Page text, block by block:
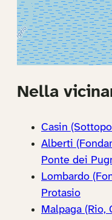
Nella
Casin
Alberti
Ponte dei
Lombardo
Protasio
Malpaga (Rio,